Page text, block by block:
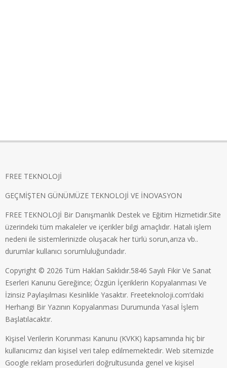
FREE TEKNOLOJİ
GEÇMİŞTEN GÜNÜMÜZE TEKNOLOJİ VE İNOVASYON
FREE TEKNOLOJİ Bir Danışmanlık Destek ve Eğitim Hizmetidir.Site
üzerindeki tüm makaleler ve içerikler bilgi amaçlıdır. Hatalı işlem
nedeni ile sistemlerinizde oluşacak her türlü sorun,arıza vb..
durumlar kullanıcı sorumluluğundadır.
Copyright © 2026 Tüm Hakları Saklıdır.5846 Sayılı Fikir Ve Sanat
Eserleri Kanunu Gereğince; Özgün İçeriklerin Kopyalanması Ve
İzinsiz Paylaşılması Kesinlikle Yasaktır. Freeteknoloji.com’daki
Herhangi Bir Yazının Kopyalanması Durumunda Yasal İşlem
Başlatılacaktır.
Kişisel Verilerin Korunması Kanunu (KVKK) kapsamında hiç bir
kullanıcımız dan kişisel veri talep edilmemektedir. Web sitemizde
Google reklam prosedürleri doğrultusunda genel ve kişisel